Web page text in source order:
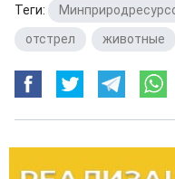
Теги:
отстрел
животные